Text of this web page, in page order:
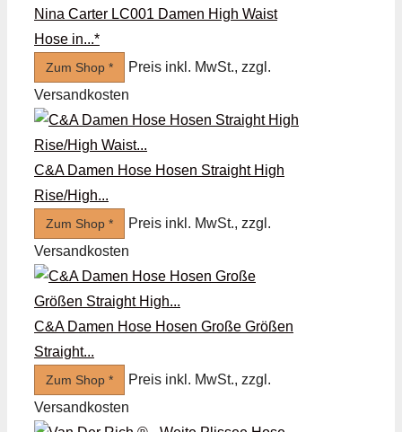
Nina Carter LC001 Damen High Waist
Hose in...*
Zum Shop *
Preis inkl. MwSt., zzgl.
Versandkosten
C&A Damen Hose Hosen Straight High
Rise/High...
Zum Shop *
Preis inkl. MwSt., zzgl.
Versandkosten
C&A Damen Hose Hosen Große Größen
Straight...
Zum Shop *
Preis inkl. MwSt., zzgl.
Versandkosten